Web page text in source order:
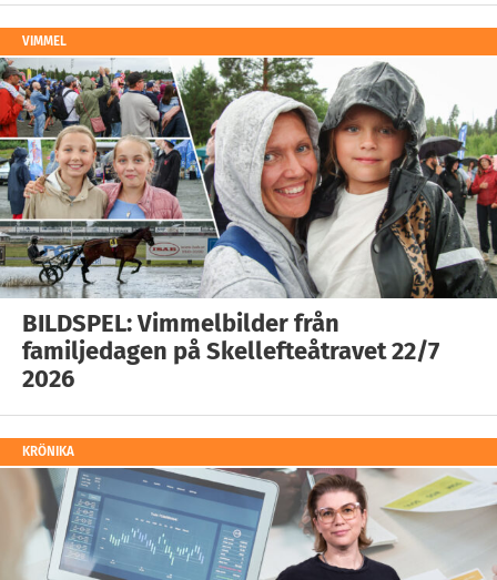
VIMMEL
BILDSPEL: Vimmelbilder från
familjedagen på Skellefteåtravet 22/7
2026
KRÖNIKA